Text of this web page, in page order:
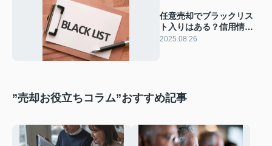
任意売却でブラックリス
ト入りはある？信用情報
の影響や対策も解説
2025.08.26
”売却お役立ちコラム”おすすめ記事